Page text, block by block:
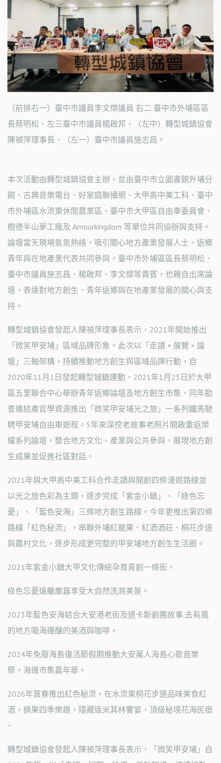
（前排右一）臺中市議員李文傑議員 右二 臺中市外埔區區
長蔡明松、左三臺中市議員楊啟邦、（左中）轉型城鎮協會
陳禎萍理事長、（左一）臺中市議員施志昌。
本次活動由轉型城鎮協會主辦，並由臺中市立圖書館外埔分
館、古典音樂電台、好家庭聯播網、大甲高中美工科、臺中
市外埔區水流東休閒農業區、臺中市大甲區自由車委員會、
樹德半山夢工廠及 Amourkingdom 等單位共同協辦與支持。
論壇當天現場氣氛熱絡，吸引關心地方產業發展人士、返鄉
青年與在地產業代表共同參與。臺中市外埔區區長蔡明松、
臺中市議員施志昌、楊啟邦、李文傑等貴賓，也親自出席論
壇，表達對地方創生、青年返鄉與在地產業發展的關心與支
持。
轉型城鎮協會發起人陳禎萍理事長表示，2021年開始推出
「微笑甲安埔」區域品牌形象。此次以「走讀 × 展覽 × 論
壇」三軸架構，持續推動地方創生與區域品牌行動，自
2020年11月1日發起轉型城鎮運動，2021年1月23日於大甲
區五里聯合中心舉辦青年返鄉論壇及地方創生市集、同年勘
查連結產官學資源推出「微笑甲安埔光之旅」一系列鐵馬馳
騁甲安埔自由車遊程。5年來深挖老故事老照片開啟重返榮
耀系列論壇，整合地方文化、產業與公共參與，展現地方創
生成果並促進社區對話。
2021年與大甲高中美工科合作走讀與開創四條漫遊路線並
以光之旅色彩為主題，逐步完成「紫金小鎮」、「綠色忘
憂」、「藍色安海」三條地方創生路線。今年更推出第四條
路線「紅色秘流」，串聯外埔紅龍果、紅酒酒莊、桐花步道
與農村文化，逐步形成更完整的甲安埔地方創生生活圈。
2021年紫金小鎮大甲文化傳統孕育青創一條街。
綠色忘憂遠離塵囂享受大自然洗滌美景。
2023年藍色安海結合大安港老街及道卡斯劇團故事,去有風
的地方喝海邊釀的美酒與咖啡。
2024年免廢海島復活節假期推動大安萬人海島心歌音樂
祭，海邊市集嘉年華。
2026年賞春推出紅色秘流，在水流東桐花步道品味美食紅
酒，摘果四季樂趣，隱藏版米其林饗宴，頂級秘境花海民宿
~
轉型城鎮協會發起人陳禎萍理事長表示，「微笑甲安埔」自